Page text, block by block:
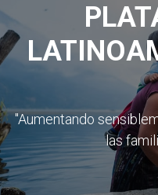
"Aumentando
las